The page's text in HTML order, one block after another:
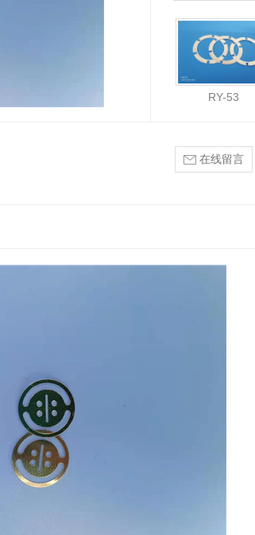
RY-53
在线留言